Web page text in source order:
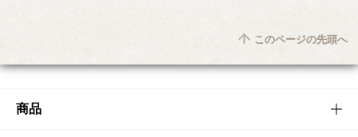
このページの先頭へ
商品